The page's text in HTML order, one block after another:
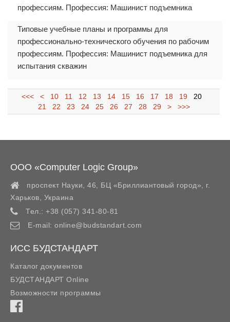
профессиям. Профессия: Машинист подъемника
Типовые учебные планы и программы для
профессионально-технического обучения по рабочим
профессиям. Профессия: Машинист подъемника для
испытания скважин
<<< < 10 11 12 13 14 15 16 17 18 19
20
21
22 23 24 25 26 27 28 29 > >>>
ООО «Computer Logic Group»
проспект Науки, 46, БЦ «Бриллиантовый город»,
г.
Харьков
Украина
Тел.: +38 (057) 341-80-81
E-mail: online@budstandart.com
ИСС БУДСТАНДАРТ
Каталог документов
БУДСТАНДАРТ Online
Возможности программы